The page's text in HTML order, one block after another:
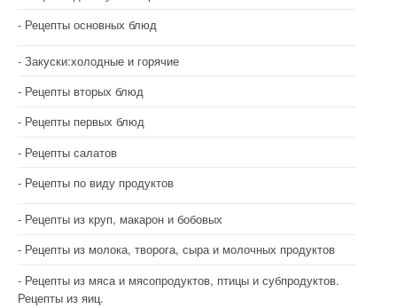
Рецепты основных блюд
Закуски:холодные и горячие
Рецепты вторых блюд
Рецепты первых блюд
Рецепты салатов
Рецепты по виду продуктов
Рецепты из круп, макарон и бобовых
Рецепты из молока, творога, сыра и молочных продуктов
Рецепты из мяса и мясопродуктов, птицы и субпродуктов.
Рецепты из яиц.